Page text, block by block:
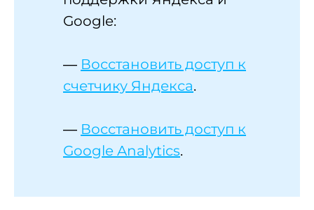
Google:
— Восстановить доступ к
счетчику Яндекса.
— Восстановить доступ к
Google Analytics.